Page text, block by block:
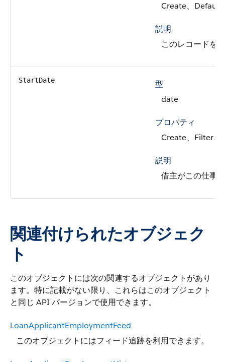
Create、
説明
このレコードを
StartDate
型
date
プロパティ
Create、Filter
説明
借主がこの仕事
関連付けられたオブジェク
ト
このオブジェクトには次の関連するオブジェクトがあり
ます。特に記載がない限り、これらはこのオブジェクト
と同じ API バージョンで使用できます。
LoanApplicantEmploymentFeed
このオブジェクトにはフィード追跡を利用できます。